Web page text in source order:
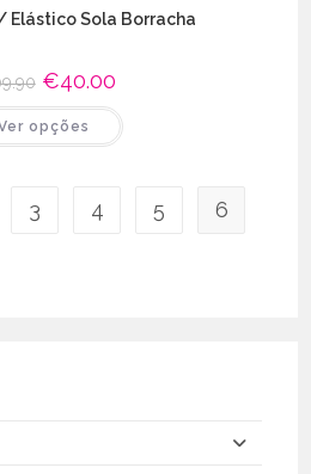
Elástico Sola Borracha
O
preço
original
era:
€109.90.
€40.00O
atual
é:
€40.00.
opções
product
options
3 4 5
6